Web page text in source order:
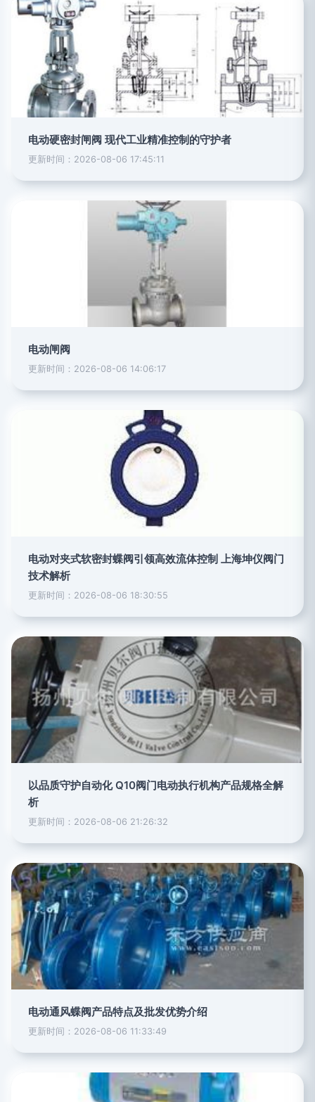
电动硬密封闸阀 现代工业精准控制的守护者
更新时间：2026-08-06 17:45:11
电动闸阀
更新时间：2026-08-06 14:06:17
电动对夹式软密封蝶阀引领高效流体控制 上海坤仪阀门
技术解析
更新时间：2026-08-06 18:30:55
以品质守护自动化 Q10阀门电动执行机构产品规格全解
析
更新时间：2026-08-06 21:26:32
电动通风蝶阀产品特点及批发优势介绍
更新时间：2026-08-06 11:33:49